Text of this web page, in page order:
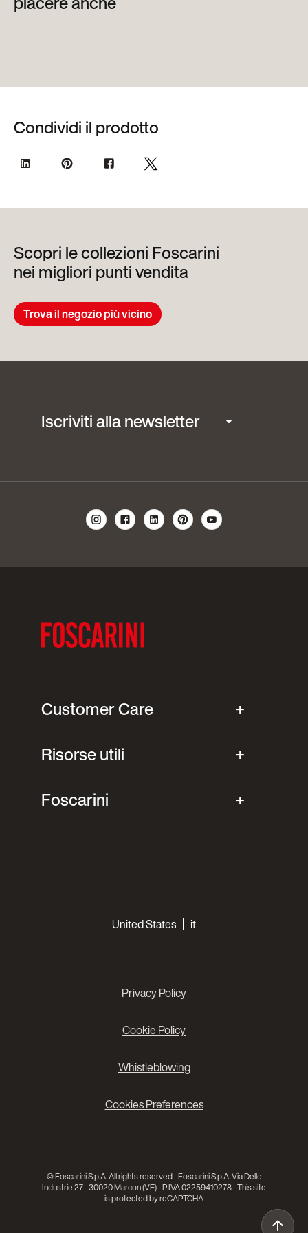
Condividi il prodotto
Scopri le collezioni Foscarini
nei migliori punti vendita
Trova il negozio più vicino
Iscriviti alla newsletter
Customer Care
Risorse utili
Foscarini
United States it
Privacy Policy
Cookie Policy
Whistleblowing
Cookies Preferences
© Foscarini S.p.A. All rights reserved - Foscarini S.p.A. Via Delle
Industrie 27 - 30020 Marcon (VE) - P.IVA 02259410278 - This site
is protected by reCAPTCHA